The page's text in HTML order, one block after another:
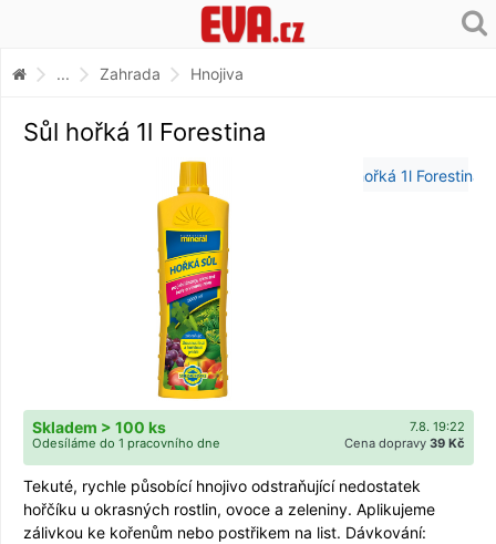
... Zahrada Hnojiva
Sůl hořká 1l Forestina
7.8. 19:22
Skladem > 100 ks
Cena dopravy 39 Kč
Odesíláme do 1 pracovního dne
Tekuté, rychle působící hnojivo odstraňující nedostatek
hořčíku u okrasných rostlin, ovoce a zeleniny. Aplikujeme
zálivkou ke kořenům nebo postřikem na list. Dávkování: